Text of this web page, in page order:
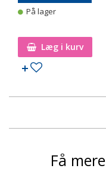
På lager
Læg i kurv
Tilføj til
Få